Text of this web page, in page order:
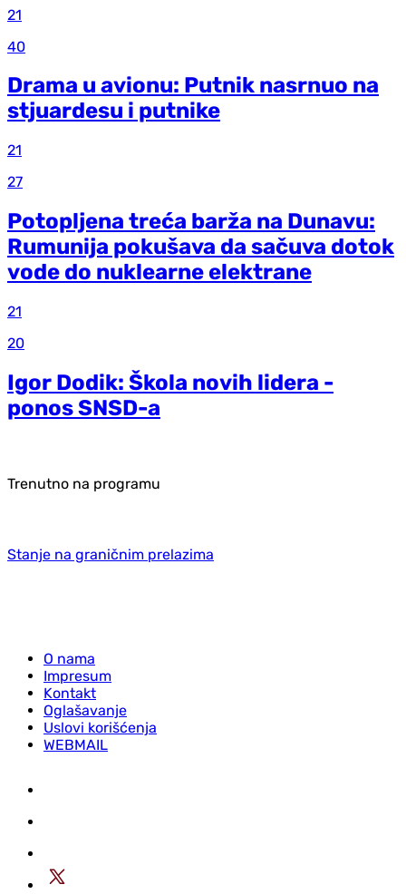
21
40
Drama u avionu: Putnik nasrnuo na
stjuardesu i putnike
21
27
Potopljena treća barža na Dunavu:
Rumunija pokušava da sačuva dotok
vode do nuklearne elektrane
21
20
Igor Dodik: Škola novih lidera -
ponos SNSD-a
Trenutno na programu
Stanje na graničnim prelazima
O nama
Impresum
Kontakt
Oglašavanje
Uslovi korišćenja
WEBMAIL